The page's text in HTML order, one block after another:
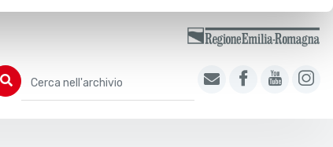
Cerca nell'archivio